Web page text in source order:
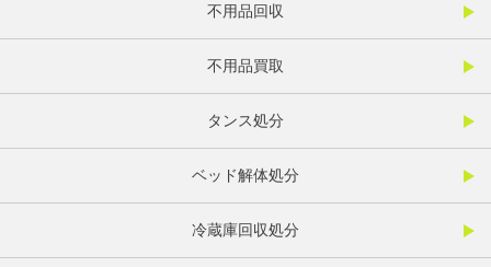
不用品回収
不用品買取
タンス処分
ベッド解体処分
冷蔵庫回収処分